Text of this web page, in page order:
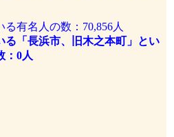
有名人の数：70,856人
る「長浜市、旧木之本町」とい
：0人